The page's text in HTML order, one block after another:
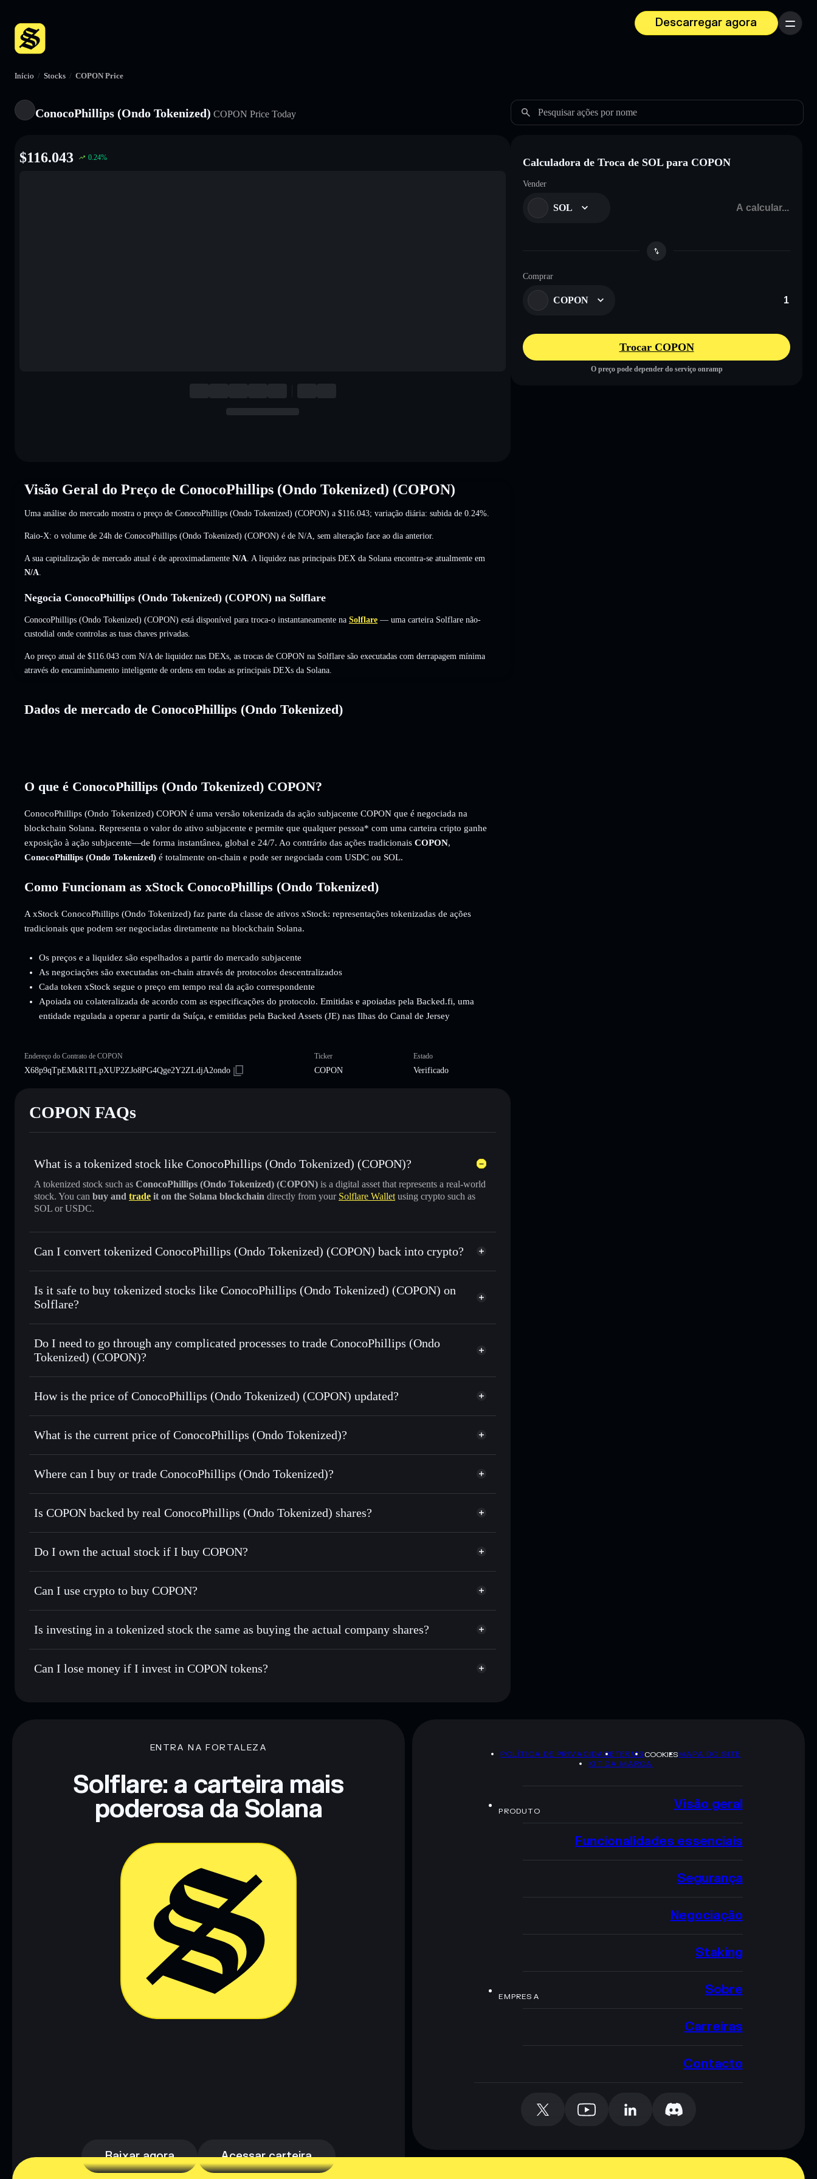
Descarregar agora
Menu
Início / Stocks / COPON Price
ConocoPhillips (Ondo Tokenized) COPON Price Today Pesquisar ações por nome
$116.043 0.24%
Visão Geral do Preço de ConocoPhillips (Ondo Tokenized) (COPON)
Uma análise do mercado mostra o preço de ConocoPhillips (Ondo Tokenized) (COPON) a $116.043; variação diária: subida de 0.24%
Raio-X: o volume de 24h de ConocoPhillips (Ondo Tokenized) (COPON) é de N/A sem alteração face ao dia anterior.
A sua capitalização de mercado atual é de aproximadamente N/A . A liquidez nas principais DEX da Solana encontra-se atualmente em
N/A
Negocia ConocoPhillips (Ondo Tokenized) (COPON) na Solflare
ConocoPhillips (Ondo Tokenized) (COPON) está disponível para troca-o instantaneamente na Solflare — uma carteira Solflare não-
custodial onde controlas as tuas chaves privadas.
Ao preço atual de $116.043 com N/A de liquidez nas DEXs, as trocas de COPON na Solflare são executadas com derrapagem mínima
através do encaminhamento inteligente de ordens em todas as principais DEXs da Solana.
Dados de mercado de ConocoPhillips (Ondo Tokenized)
O que é ConocoPhillips (Ondo Tokenized) COPON?
ConocoPhillips (Ondo Tokenized) COPON é uma versão tokenizada da ação subjacente COPON que é negociada na
blockchain Solana. Representa o valor do ativo subjacente e permite que qualquer pessoa* com uma carteira cripto ganhe
exposição à ação subjacente—de forma instantânea, global e 24/7. Ao contrário das ações tradicionais COPON,
ConocoPhillips (Ondo Tokenized) é totalmente on-chain e pode ser negociada com USDC ou SOL.
Como Funcionam as xStock ConocoPhillips (Ondo Tokenized)
A xStock ConocoPhillips (Ondo Tokenized) faz parte da classe de ativos xStock: representações tokenizadas de ações
tradicionais que podem ser negociadas diretamente na blockchain Solana.
Os preços e a liquidez são espelhados a partir do mercado subjacente
As negociações são executadas on-chain através de protocolos descentralizados
Cada token xStock segue o preço em tempo real da ação correspondente
Apoiada ou colateralizada de acordo com as especificações do protocolo. Emitidas e apoiadas pela Backed.fi, uma
entidade regulada a operar a partir da Suíça, e emitidas pela Backed Assets (JE) nas Ilhas do Canal de Jersey
Endereço do Contrato de COPON
X68p9qTpEMkR1TLpXUP2ZJo8PG4Qge2Y2ZLdjA2ondo
Ticker
COPON
Estado
Verificado
COPON FAQs
What is a tokenized stock like ConocoPhillips (Ondo Tokenized) (COPON)?
A tokenized stock such as ConocoPhillips (Ondo Tokenized) (COPON) is a digital asset that represents a real-world
stock. You can buy and trade it on the Solana blockchain directly from your Solflare Wallet using crypto such as
SOL or USDC.
Can I convert tokenized ConocoPhillips (Ondo Tokenized) (COPON) back into crypto?
ConocoPhillips (Ondo Tokenized) swapped for USDC or SOL anytime
Is it safe to buy tokenized stocks like ConocoPhillips (Ondo Tokenized) (COPON) on
Solflare?
1:1 backed, on-chain, and transparently verified
Do I need to go through any complicated processes to trade ConocoPhillips (Ondo
Tokenized) (COPON)?
How is the price of ConocoPhillips (Ondo Tokenized) (COPON) updated?
ConocoPhillips (Ondo Tokenized) match the real-world stock price
What is the current price of ConocoPhillips (Ondo Tokenized)?
ConocoPhillips (Ondo Tokenized)
$116.043
0.24%
Where can I buy or trade ConocoPhillips (Ondo Tokenized)?
Solflare Wallet
Is COPON backed by real ConocoPhillips (Ondo Tokenized) shares?
Do I own the actual stock if I buy COPON?
Can I use crypto to buy COPON?
Is investing in a tokenized stock the same as buying the actual company shares?
Can I lose money if I invest in COPON tokens?
Calculadora de Troca de SOL para COPON
Vender
SOL
Comprar
COPON
Trocar COPON
O preço pode depender do serviço onramp
ENTRA NA FORTALEZA
Solflare: a carteira mais
poderosa da Solana
Baixar agora Acessar carteira
POLÍTICA DE PRIVACIDADETERMSCOOKIESMAPA DO SITE
KIT DA MARCA
PRODUTO Visão geral
Funcionalidades essenciais
Segurança
Negociação
Staking
EMPRESA Sobre
Carreiras
Contacto